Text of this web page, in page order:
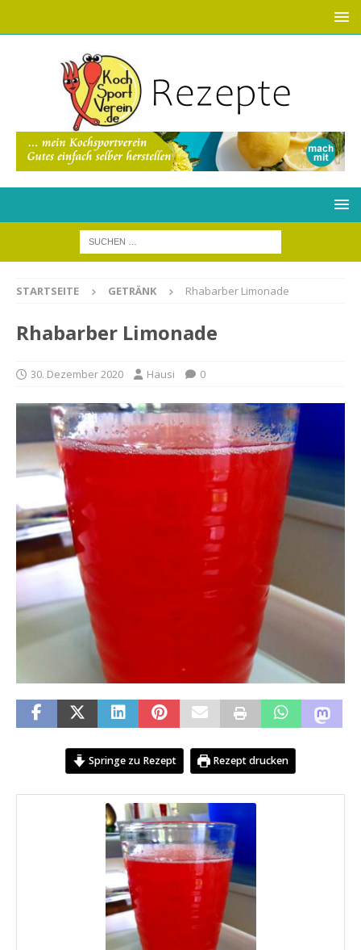
STARTSEITE GETRÄNK Rhabarber Limonade
Rhabarber Limonade
30. Dezember 2020 Hausi 0
Springe zu Rezept Rezept drucken